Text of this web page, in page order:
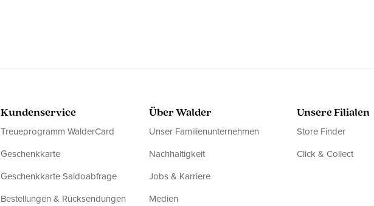
Kundenservice
Treueprogramm WalderCard
Geschenkkarte
Geschenkkarte Saldoabfrage
Bestellungen & Rücksendungen
Über Walder
Unser Familienunternehmen
Nachhaltigkeit
Jobs & Karriere
Medien
Unsere Filialen
Store Finder
Click & Collect